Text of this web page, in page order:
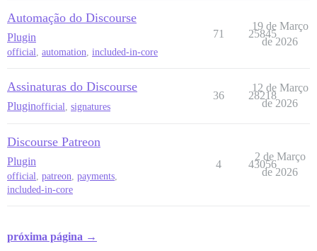
Automação do Discourse
Plugin
official, automation, included-in-core
71 25845
19 de Março
de 2026
Assinaturas do Discourse
Pluginofficial signatures
36 28218
12 de Março
de 2026
Discourse Patreon
Plugin
official, patreon, payments,
included-in-core
4 43056
2 de Março
de 2026
próxima página →